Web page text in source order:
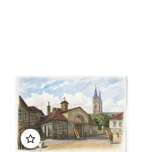
Add to my album